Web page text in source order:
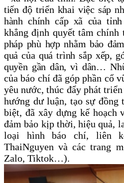
tiến độ triển khai việc sáp
hành chính cấp xã của
khẳng định quyết tâm
pháp phù hợp nhằm bảo
quả của quá trình sắp xếp,
quyền gần dân, vì dân…
của báo chí đã góp phần cổ
yêu nước, thúc đẩy phát
hướng dư luận, tạo sự đồng
biệt, đã xây dựng kế hoạch
đảm bảo kịp thời, hiệu quả,
loại hình báo chí, liên
ThaiNguyen và các trang
Zalo, Tiktok…).